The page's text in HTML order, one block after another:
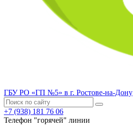
ГБУ РО «ГП №5» в г. Ростове-на-Дону
+7 (938) 181 76 06
Телефон "горячей" линии